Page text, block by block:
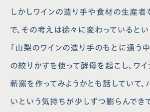
ソーシャルメディアポリシー
取扱説明書
よくあ
クリン
しかしワインの造り手や食材の生産者
で、その考えは徐々に変わっているとい
「山梨のワインの造り手のもとに通う中
の絞りかすを使って酵母を起こし、ワ
薪窯を作ってみようかとも話していて、
いという気持ちが少しずつ膨らんでき